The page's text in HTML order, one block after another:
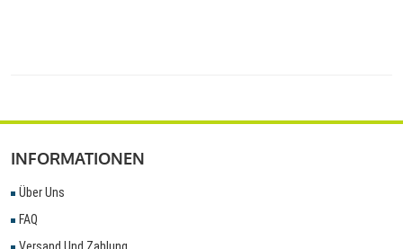
INFORMATIONEN
Über Uns
FAQ